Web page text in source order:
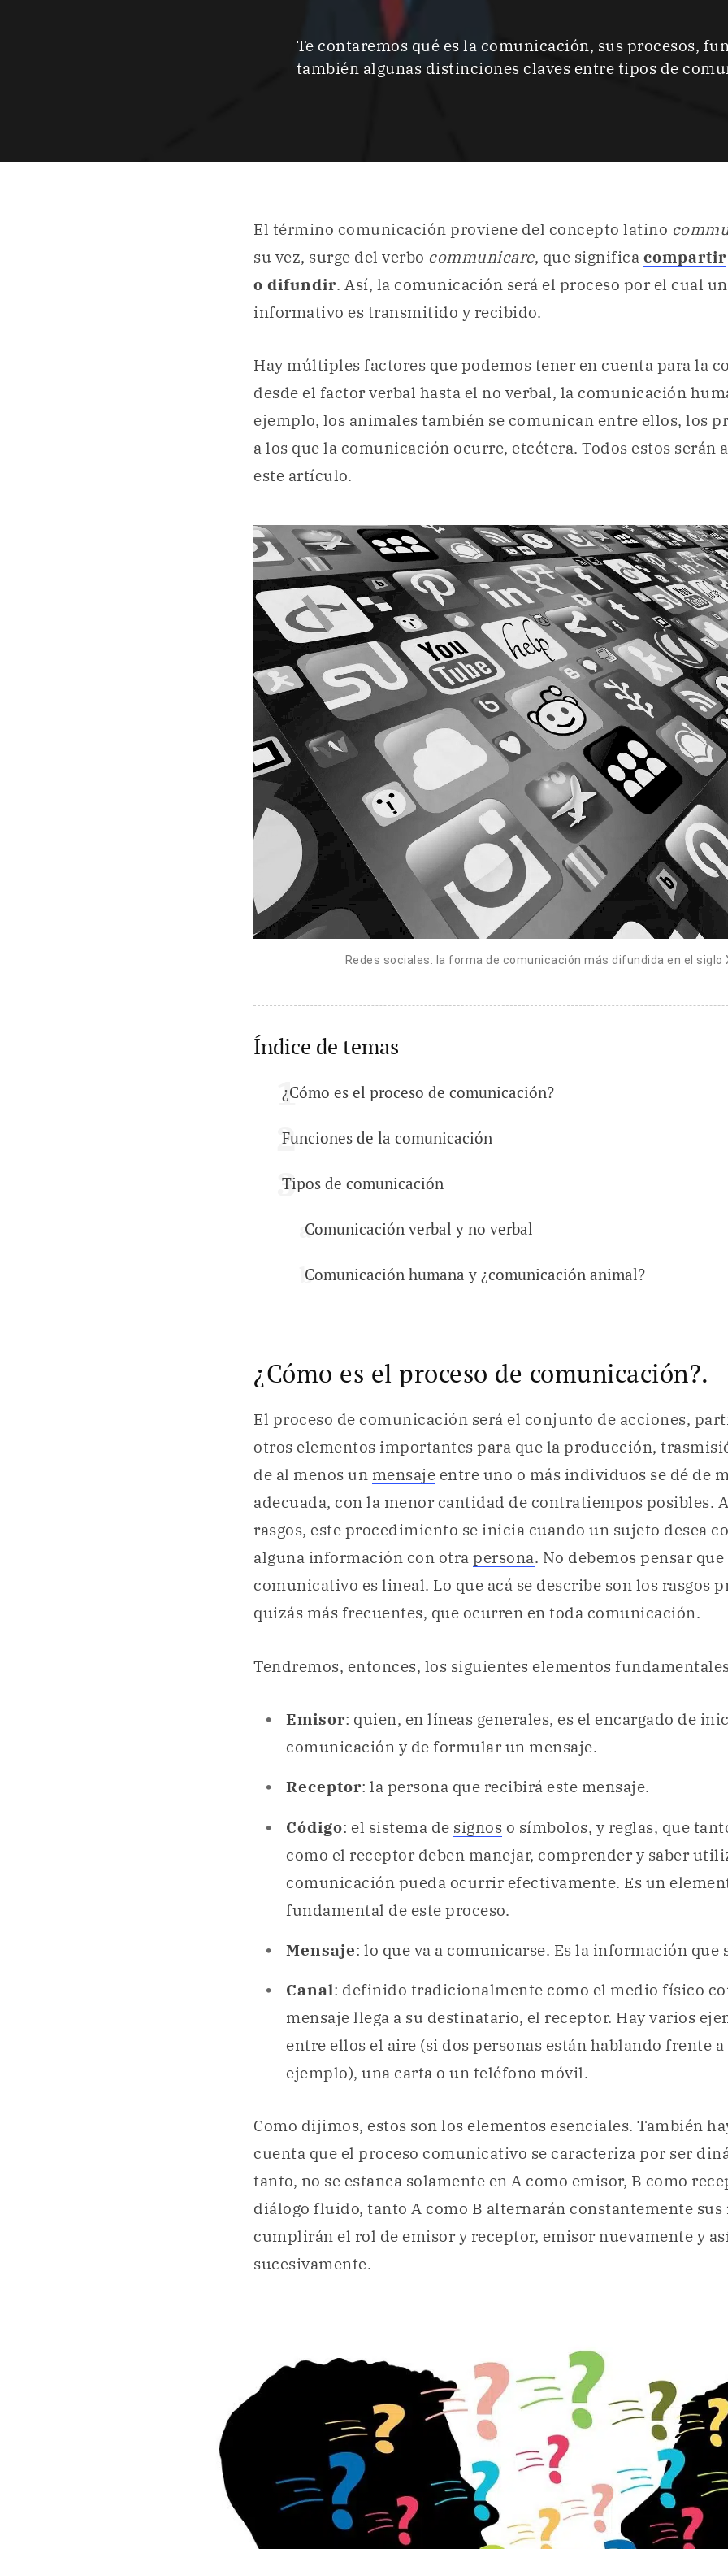
Te contaremos qué es la comunicación, sus procesos,
también algunas distinciones claves entre tipos de
El término comunicación proviene del concepto latino
su vez, surge del verbo communicare, que significa compartir
o difundir. Así, la comunicación será el proceso por el cual
informativo es transmitido y recibido.
Hay múltiples factores que podemos tener en cuenta para la
desde el factor verbal hasta el no verbal, la comunicación
ejemplo, los animales también se comunican entre ellos, los
a los que la comunicación ocurre, etcétera. Todos estos serán
este artículo.
Redes sociales: la forma de comunicación más difundida en el siglo
Índice de temas
¿Cómo es el proceso de comunicación?
Funciones de la comunicación
Tipos de comunicación
Comunicación verbal y no verbal
Comunicación humana y ¿comunicación animal?
¿Cómo es el proceso de comunicación?.
El proceso de comunicación será el conjunto de acciones,
otros elementos importantes para que la producción,
de al menos un mensaje entre uno o más individuos se dé de
adecuada, con la menor cantidad de contratiempos posibles.
rasgos, este procedimiento se inicia cuando un sujeto desea
alguna información con otra persona. No debemos pensar
comunicativo es lineal. Lo que acá se describe son los rasgos
quizás más frecuentes, que ocurren en toda comunicación.
Tendremos, entonces, los siguientes elementos
Emisor: quien, en líneas generales, es el encargado de
comunicación y de formular un mensaje.
Receptor: la persona que recibirá este mensaje.
Código: el sistema de signos o símbolos, y reglas, que
como el receptor deben manejar, comprender y saber
comunicación pueda ocurrir efectivamente. Es un
fundamental de este proceso.
Mensaje: lo que va a comunicarse. Es la información que
Canal: definido tradicionalmente como el medio físico
mensaje llega a su destinatario, el receptor. Hay varios
entre ellos el aire (si dos personas están hablando frente
ejemplo), una carta o un teléfono móvil.
Como dijimos, estos son los elementos esenciales. También
cuenta que el proceso comunicativo se caracteriza por ser
tanto, no se estanca solamente en A como emisor, B como
diálogo fluido, tanto A como B alternarán constantemente sus
cumplirán el rol de emisor y receptor, emisor nuevamente y
sucesivamente.